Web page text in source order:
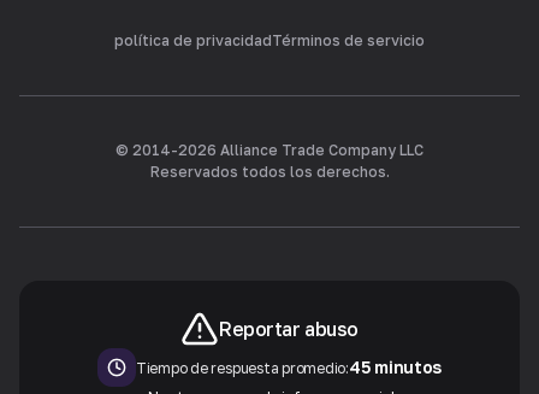
política de privacidadTérminos de servicio
© 2014-2026 Alliance Trade Company LLC
Reservados todos los derechos.
Reportar abuso
Tiempo de respuesta promedio:45 minutos